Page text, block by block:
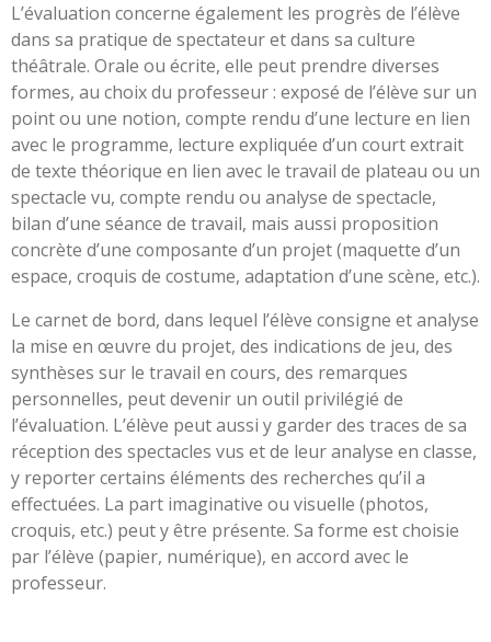
L’évaluation concerne également les progrès de l’élève
dans sa pratique de spectateur et dans sa culture
théâtrale. Orale ou écrite, elle peut prendre diverses
formes, au choix du professeur : exposé de l’élève sur un
point ou une notion, compte rendu d’une lecture en lien
avec le programme, lecture expliquée d’un court extrait
de texte théorique en lien avec le travail de plateau ou un
spectacle vu, compte rendu ou analyse de spectacle,
bilan d’une séance de travail, mais aussi proposition
concrète d’une composante d’un projet (maquette d’un
espace, croquis de costume, adaptation d’une scène, etc.).
Le carnet de bord, dans lequel l’élève consigne et analyse
la mise en œuvre du projet, des indications de jeu, des
synthèses sur le travail en cours, des remarques
personnelles, peut devenir un outil privilégié de
l’évaluation. L’élève peut aussi y garder des traces de sa
réception des spectacles vus et de leur analyse en classe,
y reporter certains éléments des recherches qu’il a
effectuées. La part imaginative ou visuelle (photos,
croquis, etc.) peut y être présente. Sa forme est choisie
par l’élève (papier, numérique), en accord avec le
professeur.